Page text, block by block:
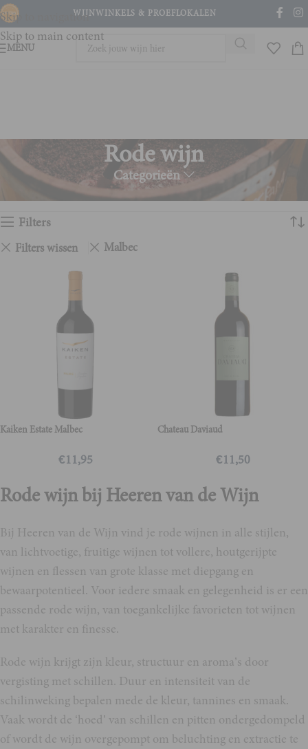
Skip to navigation
Skip to main content
WIJNWINKELS & PROEFLOKALEN
MENU
Rode wijn
Categorieën
Rode wijn Toont alle 2 resultaten
Filters
Filters wissen Malbec
Kaiken Estate Malbec
€11,95
Chateau Daviaud
€11,50
Rode wijn bij Heeren van de Wijn
Bij Heeren van de Wijn vind je rode wijnen in alle stijlen,
van lichtvoetige, fruitige wijnen tot vollere, houtgerijpte
wijnen en flessen van grote klasse met diepgang en
bewaarpotentieel. Voor iedere smaak en gelegenheid is er een
passende rode wijn, van toegankelijke favorieten tot wijnen
met karakter en finesse.
Rode wijn krijgt zijn kleur, structuur en aroma’s door
vergisting met schillen. Duur en intensiteit van de
schilinweking bepalen mede de kleur, tannines en smaak.
Vaak wordt de ‘hoed’ van schillen en pitten ondergedompeld
of wordt de wijn overgepompt om beluchting en extractie te